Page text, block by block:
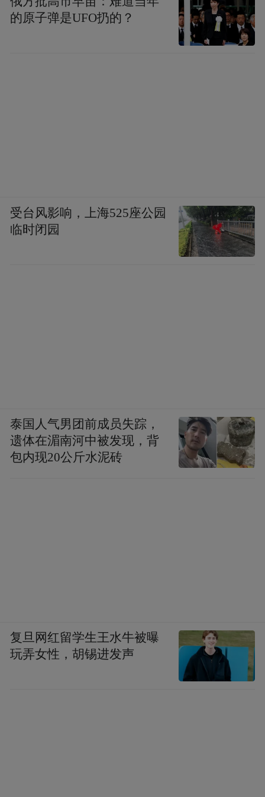
的原子弹是UFO扔的？
受台风影响，上海525座公园
临时闭园
泰国人气男团前成员失踪，
遗体在湄南河中被发现，背
包内现20公斤水泥砖
复旦网红留学生王水牛被曝
玩弄女性，胡锡进发声